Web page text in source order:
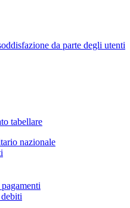
da parte degli utenti
tabellare
nazionale